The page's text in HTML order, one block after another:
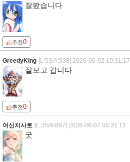
잘봤습니다
추천0
GreedyKing [L:53/A:538] 2026-06-02 10:31:17
잘보고 갑니다
추천0
여신치사토 [L:35/A:897] 2026-06-07 08:31:11
굿